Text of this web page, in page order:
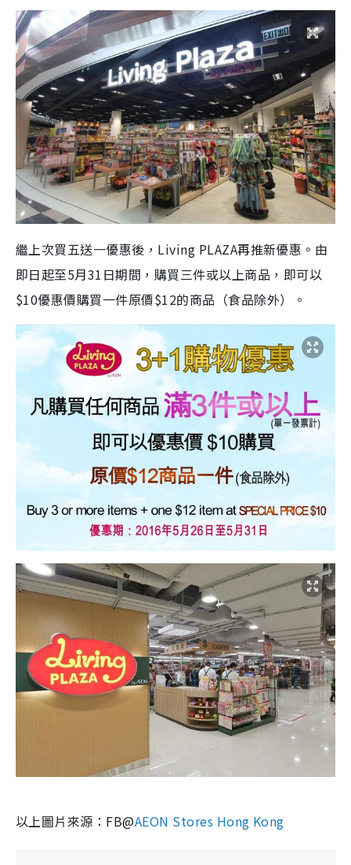
繼上次買五送一優惠後，Living PLAZA再推新優惠。由
即日起至5月31日期間，購買三件或以上商品，即可以
$10優惠價購買一件原價$12的商品（食品除外）。
以上圖片來源：FB@AEON Stores Hong Kong